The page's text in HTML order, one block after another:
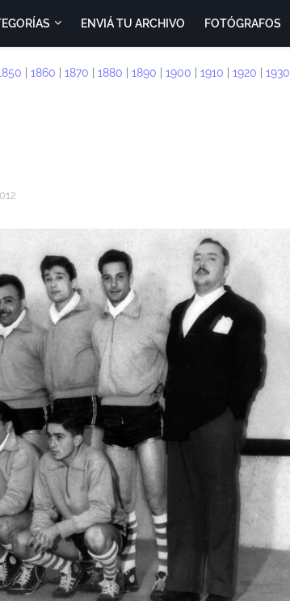
ENVIÁ TU ARCHIVO FOTÓGRAFOS
1860 1870 1880 1890 1900 1910 1920 1930